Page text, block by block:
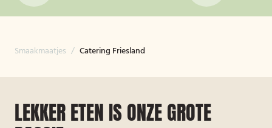
Smaakmaatjes / Catering Friesland
LEKKER ETEN IS ONZE GROTE